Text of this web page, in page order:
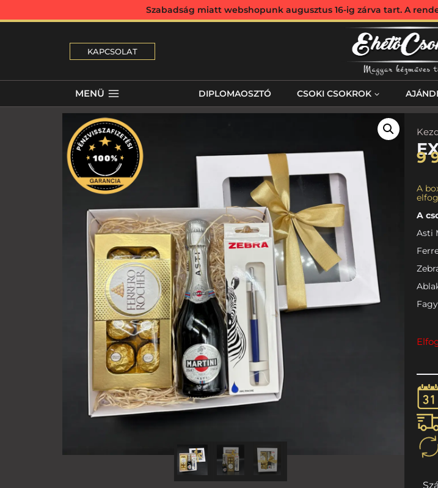
Szabadság miatt webshopunk augusztus 16-ig zárva tart. A
KAPCSOLAT
MENÜ DIPLOMAOSZTÓ CSOKI CSOKROK
9
A
A
Asti